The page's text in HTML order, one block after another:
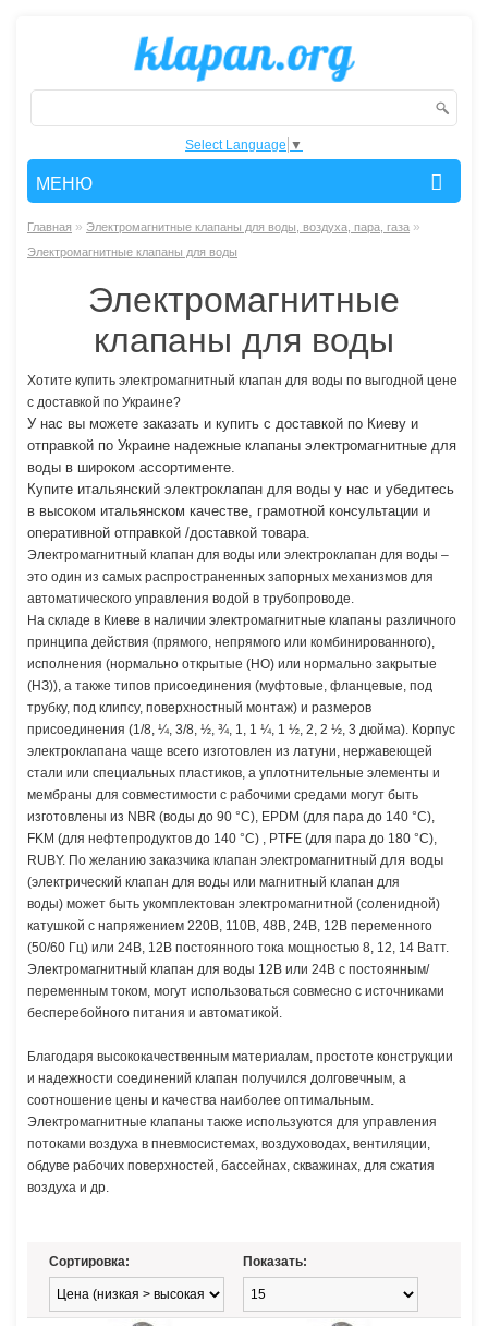
Select Language ▼
МЕНЮ
Главная » Электромагнитные клапаны для воды, воздуха, пара, газа »
Электромагнитные клапаны для воды
Электромагнитные
клапаны для воды
Хотите купить электромагнитный клапан для воды по выгодной цене
с доставкой по Украине?
У нас вы можете заказать и купить с доставкой по Киеву и
отправкой по Украине надежные клапаны электромагнитные для
воды в широком ассортименте.
Купите итальянский электроклапан для воды у нас и убедитесь
в высоком итальянском качестве, грамотной консультации и
оперативной отправкой /доставкой товара.
Электромагнитный клапан для воды или электроклапан для воды –
это один из самых распространенных запорных механизмов для
автоматического управления водой в трубопроводе.
На складе в Киеве в наличии электромагнитные клапаны различного
принципа действия (прямого, непрямого или комбинированного),
исполнения (нормально открытые (НО) или нормально закрытые
(НЗ)), а также типов присоединения (муфтовые, фланцевые, под
трубку, под клипсу, поверхностный монтаж) и размеров
присоединения (1/8, ¼, 3/8, ½, ¾, 1, 1 ¼, 1 ½, 2, 2 ½, 3 дюйма). Корпус
электроклапана чаще всего изготовлен из латуни, нержавеющей
стали или специальных пластиков, а уплотнительные элементы и
мембраны для совместимости с рабочими средами могут быть
изготовлены из NBR (воды до 90 °С), EPDM (для пара до 140 °С),
FKM (для нефтепродуктов до 140 °С) , PTFE (для пара до 180 °С),
RUBY. По желанию заказчика клапан электромагнитный для воды
(электрический клапан для воды или магнитный клапан для
воды) может быть укомплектован электромагнитной (соленидной)
катушкой с напряжением 220В, 110В, 48В, 24В, 12В переменного
(50/60 Гц) или 24В, 12В постоянного тока мощностью 8, 12, 14 Ватт.
Электромагнитный клапан для воды 12В или 24В с постоянным/
переменным током, могут использоваться совмесно с источниками
бесперебойного питания и автоматикой.
Благодаря высококачественным материалам, простоте конструкции
и надежности соединений клапан получился долговечным, а
соотношение цены и качества наиболее оптимальным.
Электромагнитные клапаны также используются для управления
потоками воздуха в пневмосистемах, воздуховодах, вентиляции,
обдуве рабочих поверхностей, бассейнах, скважинах, для сжатия
воздуха и др.
Сортировка: Показать: